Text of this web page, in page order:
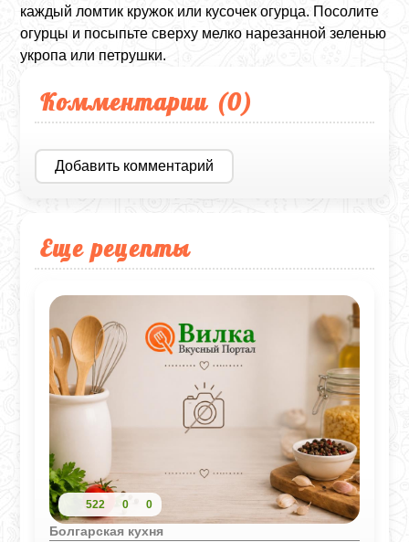
каждый ломтик кружок или кусочек огурца. Посолите
огурцы и посыпьте сверху мелко нарезанной зеленью
укропа или петрушки.
Комментарии (0)
Добавить комментарий
Еще рецепты
522 0 0
Болгарская кухня